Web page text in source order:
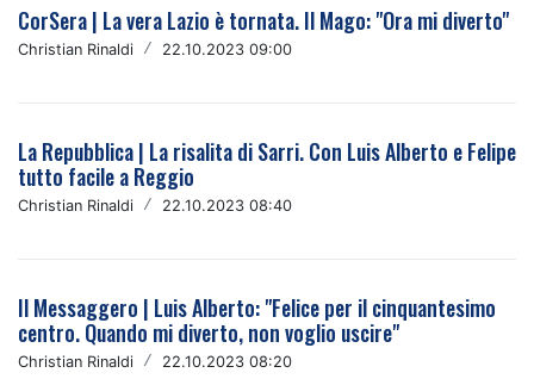
CorSera | La vera Lazio è tornata. Il Mago: "Ora mi diverto"
Christian Rinaldi / 22.10.2023 09:00
La Repubblica | La risalita di Sarri. Con Luis Alberto e Felipe
tutto facile a Reggio
Christian Rinaldi / 22.10.2023 08:40
Il Messaggero | Luis Alberto: "Felice per il cinquantesimo
centro. Quando mi diverto, non voglio uscire"
Christian Rinaldi / 22.10.2023 08:20